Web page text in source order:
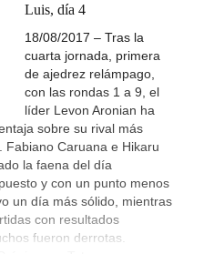
Luis, día 4
18/08/2017 – Tras la
cuarta jornada, primera
de ajedrez relámpago,
con las rondas 1 a 9, el
líder Levon Aronian ha
sobre su rival más
Fabiano Caruana e Hikaru
la faena del día
y con un punto menos
un día más sólido, mientras
con resultados
fueron derrotas.